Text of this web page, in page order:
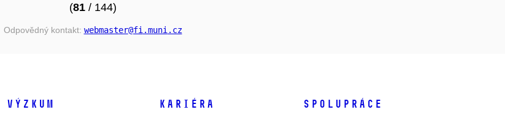
(81/ 144)
Odpovědný kontakt: webmaster@fi .muni .cz
VÝZKUM KARIÉRA SPOLUPRÁCE